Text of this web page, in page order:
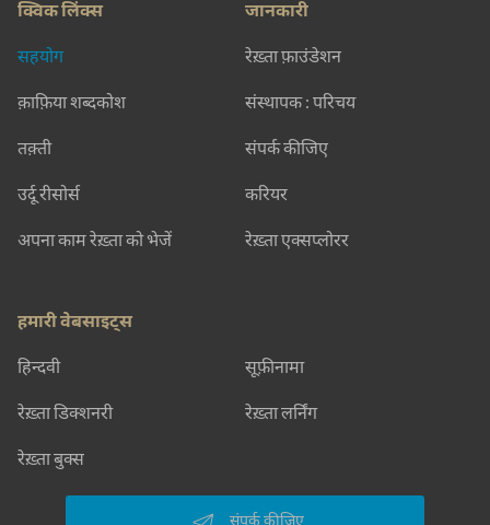
क्विक लिंक्स
सहयोग
क़ाफ़िया शब्दकोश
तक़्ती
उर्दू रीसोर्स
अपना काम रेख़्ता को भेजें
जानकारी
रेख़्ता फ़ाउंडेशन
संस्थापक : परिचय
संपर्क कीजिए
करियर
रेख़्ता एक्सप्लोरर
हमारी वेबसाइट्स
हिन्दवी सूफ़ीनामा
रेख़्ता डिक्शनरी रेख़्ता लर्निंग
रेख़्ता बुक्स
संपर्क कीजिए